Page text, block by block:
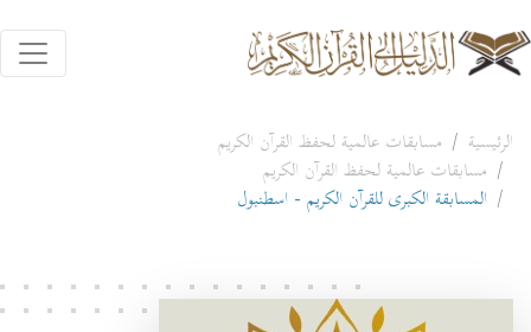
الرئيسية
مسابقات عالمية لحفظ القرآن الكريم
مسابقات عالمية لحفظ القرآن الكريم
المسابقة الكبرى للقرآن الكريم - اسطنبول